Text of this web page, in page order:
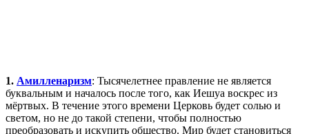
1. Амилленаризм: Тысячелетнее правление не является
буквальным и началось после того, как Иешуа воскрес из
мёртвых. В течение этого времени Церковь будет солью и
светом, но не до такой степени, чтобы полностью
преобразовать и искупить общество. Мир будет становиться